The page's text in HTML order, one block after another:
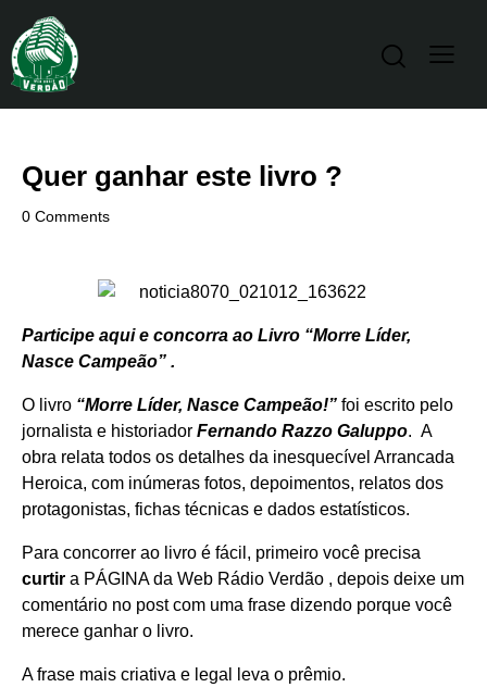
Quer ganhar este livro ?
0 Comments
Participe aqui e concorra ao Livro “Morre Líder,
Nasce Campeão” .
O livro “Morre Líder, Nasce Campeão!” foi escrito pelo
jornalista e historiador Fernando Razzo Galuppo. A
obra relata todos os detalhes da inesquecível Arrancada
Heroica, com inúmeras fotos, depoimentos, relatos dos
protagonistas, fichas técnicas e dados estatísticos.
Para concorrer ao livro é fácil, primeiro você precisa
curtir a PÁGINA da Web Rádio Verdão , depois deixe um
comentário no post com uma frase dizendo porque você
merece ganhar o livro.
A frase mais criativa e legal leva o prêmio.